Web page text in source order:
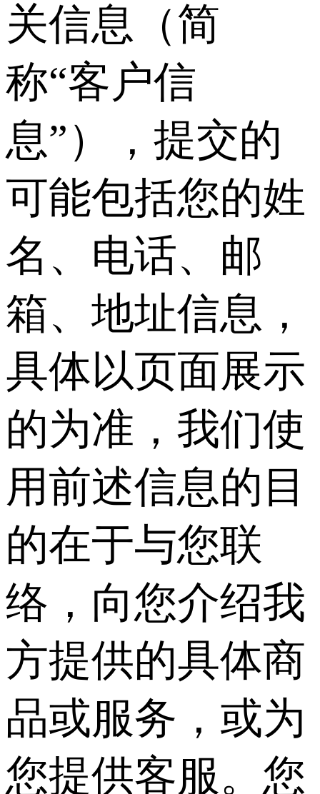
关信息（简
称“客户信
息”），提交的
可能包括您的姓
名、电话、邮
箱、地址信息，
具体以页面展示
的为准，我们使
用前述信息的目
的在于与您联
络，向您介绍我
方提供的具体商
品或服务，或为
您提供客服。您